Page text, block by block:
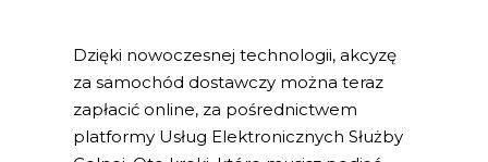
Dzięki nowoczesnej technologii, akcyzę
za samochód dostawczy można teraz
zapłacić online, za pośrednictwem
platformy Usług Elektronicznych Służby